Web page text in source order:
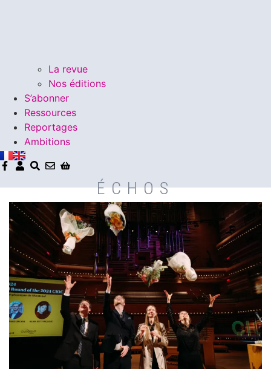
La revue
Nos éditions
S’abonner
Ressources
Reportages
Ambitions
ÉCHOS